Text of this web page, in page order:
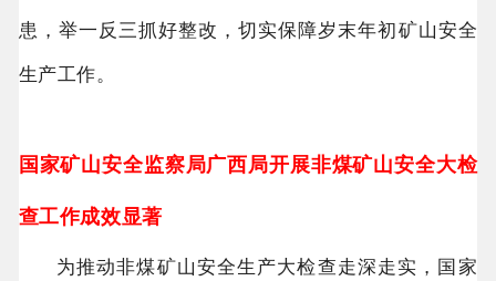
患，举一反三抓好整改，切实保障岁末年初矿山安全
生产工作。
国家矿山安全监察局广西局开展非煤矿山安全大检
查工作成效显著
为推动非煤矿山安全生产大检查走深走实，国家